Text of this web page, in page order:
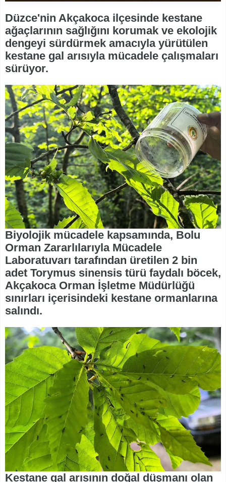
Düzce'nin Akçakoca ilçesinde kestane
ağaçlarının sağlığını korumak ve ekolojik
dengeyi sürdürmek amacıyla yürütülen
kestane gal arısıyla mücadele çalışmaları
sürüyor.
Biyolojik mücadele kapsamında, Bolu
Orman Zararlılarıyla Mücadele
Laboratuvarı tarafından üretilen 2 bin
adet Torymus sinensis türü faydalı böcek,
Akçakoca Orman İşletme Müdürlüğü
sınırları içerisindeki kestane ormanlarına
salındı.
Kestane gal arısının doğal düşmanı olan